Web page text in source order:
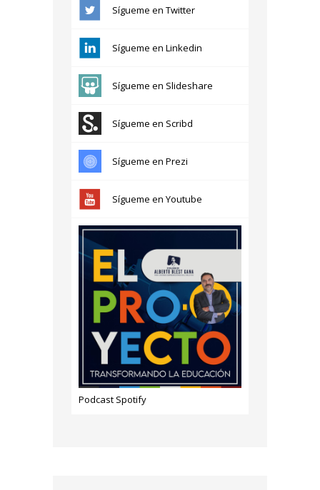
Sígueme en Twitter
Sígueme en Linkedin
Sígueme en Slideshare
Sígueme en Scribd
Sígueme en Prezi
Sígueme en Youtube
Podcast Spotify